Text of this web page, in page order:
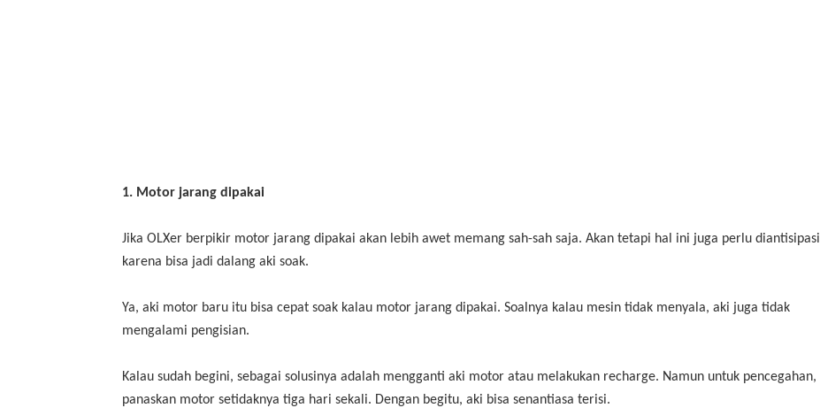
1. Motor jarang dipakai
Jika OLXer berpikir motor jarang dipakai akan lebih awet memang sah-sah saja. Akan tetapi hal ini juga perlu diantisipasi
karena bisa jadi dalang aki soak.
Ya, aki motor baru itu bisa cepat soak kalau motor jarang dipakai. Soalnya kalau mesin tidak menyala, aki juga tidak
mengalami pengisian.
Kalau sudah begini, sebagai solusinya adalah mengganti aki motor atau melakukan recharge. Namun untuk pencegahan,
panaskan motor setidaknya tiga hari sekali. Dengan begitu, aki bisa senantiasa terisi.